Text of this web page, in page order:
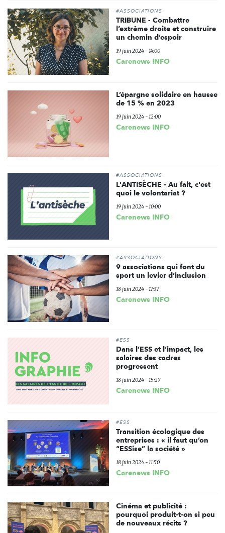
#ASSOCIATIONS
TRIBUNE - Combattre
l’extrême droite et construire
un chemin d’espoir
19 juin 2024 - 14:00
Carenews INFO
L’épargne solidaire en hausse
de 15 % en 2023
19 juin 2024 - 12:00
Carenews INFO
#ASSOCIATIONS
L'ANTISÈCHE - Au fait, c'est
quoi le volontariat ?
19 juin 2024 - 10:00
Carenews INFO
#ASSOCIATIONS
9 associations qui font du
sport un levier d’inclusion
18 juin 2024 - 17:37
Carenews INFO
#ESS
Dans l’ESS et l’impact, les
salaires des cadres
progressent
18 juin 2024 - 15:27
Carenews INFO
#ESS
Transition écologique des
entreprises : « il faut qu’on
“ESSise” la société »
18 juin 2024 - 11:50
Carenews INFO
Cinéma et publicité :
pourquoi produit-t-on si peu
de nouveaux récits ?